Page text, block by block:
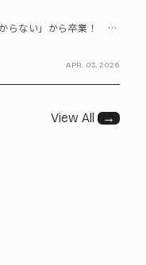
「何が分からないか、分からない」から卒業！ SBIネオトレード証券で学ぶ、はじめての資産形成
APR. 03, 2026
View All →